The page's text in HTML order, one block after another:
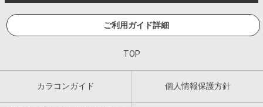
ご利用ガイド詳細
TOP
カラコンガイド 個人情報保護方針